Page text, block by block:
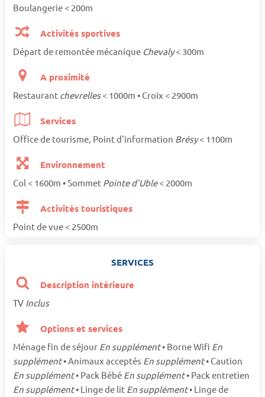
Boulangerie < 200m
Activités sportives
Départ de remontée mécanique Chevaly< 300m
A proximité
Restaurant chevrelles< 1000m • Croix < 2900m
Services
Office de tourisme, Point d'information Brésy< 1100m
Environnement
Col < 1600m • Sommet Pointe d'Uble< 2000m
Activités touristiques
Point de vue < 2500m
SERVICES
Description intérieure
TV Inclus
Options et services
Ménage fin de séjour En supplément• Borne Wifi En
supplément• Animaux acceptés En supplément• Caution
En supplément• Pack Bébé En supplément• Pack entretien
En supplément• Linge de lit En supplément• Linge de